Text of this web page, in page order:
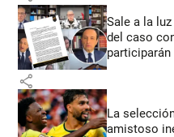
Sale a la
del caso
share
La
amistoso